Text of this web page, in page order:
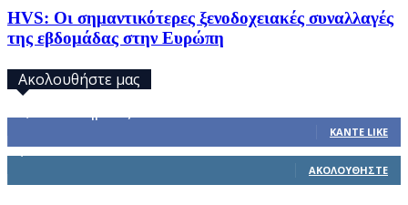
HVS: Οι σημαντικότερες ξενοδοχειακές συναλλαγές
της εβδομάδας στην Ευρώπη
Ακολουθήστε μας
ΚΆΝΤΕ LIKE
ΑΚΟΛΟΥΘΉΣΤΕ